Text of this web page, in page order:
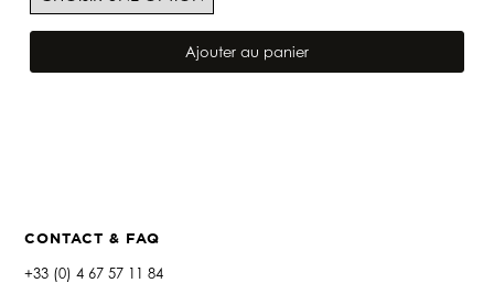
quantité
Ajouter au panier
CONTACT & FAQ
+33 (0) 4 67 57 11 84